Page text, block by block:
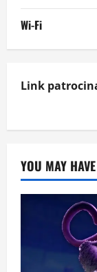
Wi-Fi
Link
YOU MAY